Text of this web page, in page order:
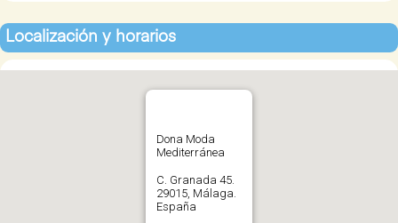
Localización y horarios
Dona Moda
Mediterránea
C. Granada 45.
29015, Málaga.
España